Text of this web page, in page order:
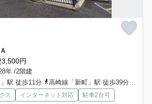
円
年 /2階建
駅 徒歩11分
高崎線「新町」駅 徒歩39分
ス インターネット対応
駐車2台可